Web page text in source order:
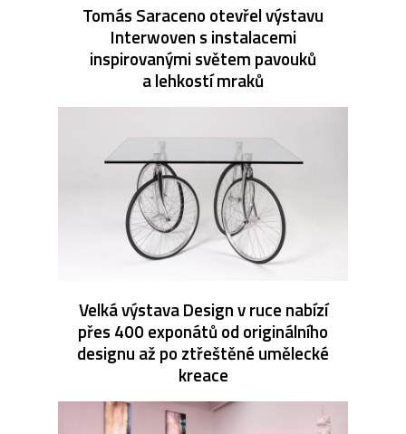
Tomás Saraceno otevřel výstavu
Interwoven s instalacemi
inspirovanými světem pavouků
a lehkostí mraků
Velká výstava Design v ruce nabízí
přes 400 exponátů od originálního
designu až po ztřeštěné umělecké
kreace